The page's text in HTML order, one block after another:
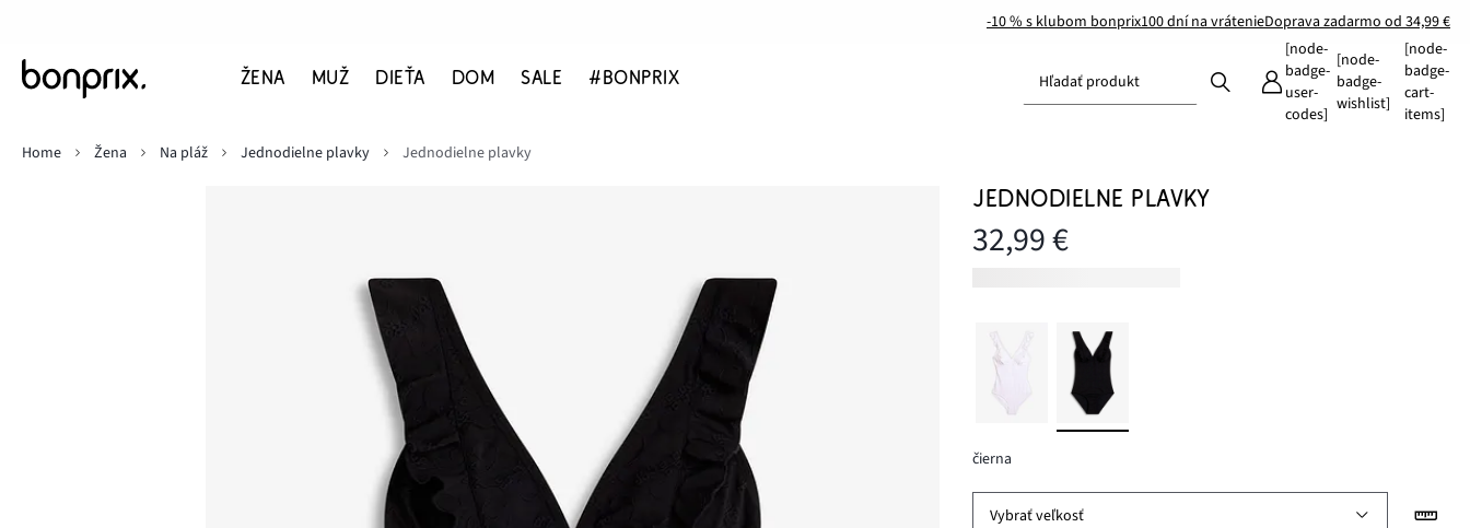
-10 % s klubom bonprix100 dní na vrátenieDoprava zadarmo od 34,99 €
ŽENA MUŽ DIEŤA DOM SALE #BONPRIX Hľadať produkt
[node-
badge-
user-
codes]
[node-
badge-
wishlist]
[node-
badge-
cart-
items]
Home
Žena Na pláž Jednodielne plavky Jednodielne plavky
JEDNODIELNE PLAVKY
32,99 €
čierna
Vybrať veľkosť